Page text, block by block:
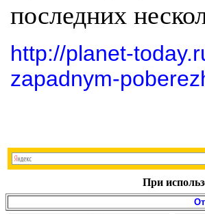
последних
http://planet-
zapadnym-
При